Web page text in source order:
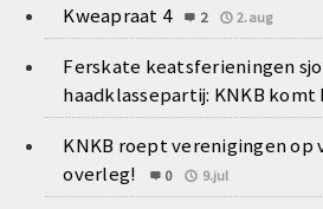
Kweapraat 4 2 2.aug
Ferskate keatsferieningen
haadklassepartij: KNKB komt
KNKB roept verenigingen op
overleg!
0 9.jul